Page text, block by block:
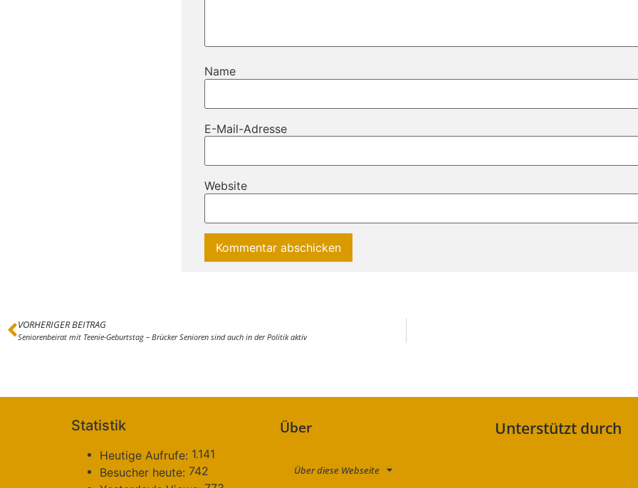
Name
E-Mail-Adresse
Website
VORHERIGER BEITRAG
Seniorenbeirat mit Teenie-Geburtstag – Brücker Senioren sind auch in der Politik aktiv
Statistik
Heutige Aufrufe: 1.141
Besucher heute: 742
Über
Über diese Webseite
Unterstützt durch